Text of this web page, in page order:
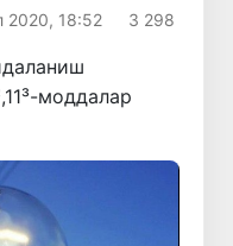
2020, 18:52 3 298
моддалар